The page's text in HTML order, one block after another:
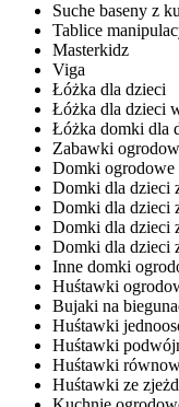
Suche baseny z
Tablice
Masterkidz
Viga
Łóżka dla dzieci
Łóżka dla dzieci
Łóżka domki dla
Zabawki
Domki ogrodowe
Domki dla dzieci
Domki dla dzieci
Domki dla dzieci
Domki dla dzieci
Inne domki
Huśtawki
Bujaki na
Huśtawki
Huśtawki
Huśtawki
Huśtawki ze